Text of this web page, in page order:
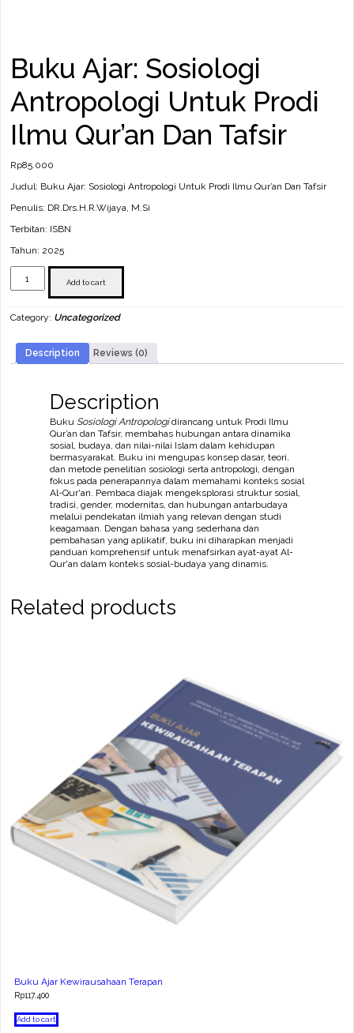
Buku Ajar: Sosiologi
Antropologi Untuk Prodi
Ilmu Qur’an Dan Tafsir
Rp85.000
Judul: Buku Ajar: Sosiologi Antropologi Untuk Prodi Ilmu Qur’an Dan Tafsir
Penulis: DR.Drs.H.R.Wijaya, M.Si
Terbitan: ISBN
Tahun: 2025
Ajar:
Untuk
Ilmu
Qur’an
Dan
Add to cart
Category: Uncategorized
Description Reviews (0)
Description
Buku Sosiologi Antropologidirancang untuk Prodi Ilmu
Qur’an dan Tafsir, membahas hubungan antara dinamika
sosial, budaya, dan nilai-nilai Islam dalam kehidupan
bermasyarakat. Buku ini mengupas konsep dasar, teori,
dan metode penelitian sosiologi serta antropologi, dengan
fokus pada penerapannya dalam memahami konteks sosial
Al-Qur'an. Pembaca diajak mengeksplorasi struktur sosial,
tradisi, gender, modernitas, dan hubungan antarbudaya
melalui pendekatan ilmiah yang relevan dengan studi
keagamaan. Dengan bahasa yang sederhana dan
pembahasan yang aplikatif, buku ini diharapkan menjadi
panduan komprehensif untuk menafsirkan ayat-ayat Al-
Qur'an dalam konteks sosial-budaya yang dinamis.
Related products
Buku Ajar Kewirausahaan Terapan
Rp117.400
Add to cart